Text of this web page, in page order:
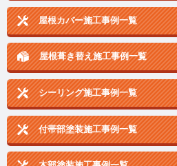
屋根カバー施工事例一覧
屋根葺き替え施工事例一覧
シーリング施工事例一覧
付帯部塗装施工事例一覧